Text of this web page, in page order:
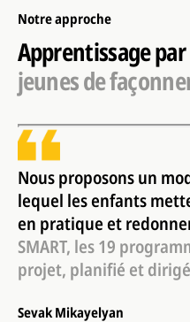
Notre approche
Apprentissage
jeunes de
Nous proposons un
lequel les enfants
en pratique et
SMART, les 19
projet, planifié et
Sevak Mikayelyan